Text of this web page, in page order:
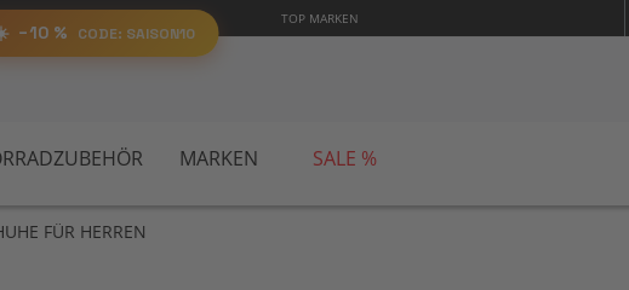
CODE:📋 Code kopieren SAISON10
−10 % CODE: SAISON10
TOP MARKEN
MARKEN SALE %
FÜR HERREN